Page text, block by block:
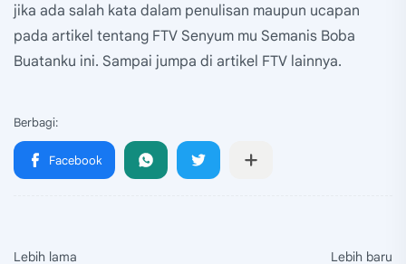
jika ada salah kata dalam penulisan maupun ucapan
pada artikel tentang FTV Senyum mu Semanis Boba
Buatanku ini. Sampai jumpa di artikel FTV lainnya.